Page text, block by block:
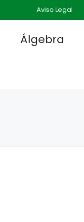
Aviso Legal
Álgebra